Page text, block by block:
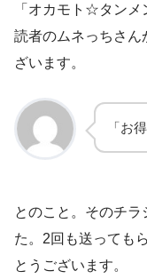
「オカモト☆タンメ
読者のムネっちさん
ざいます。
「お
とのこと。そのチ
た。2回も送っても
とうございます。